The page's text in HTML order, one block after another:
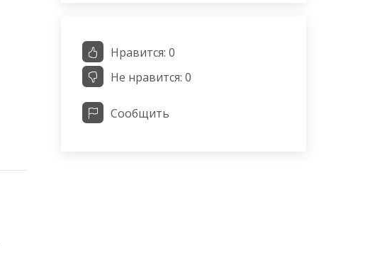
Нравится: 0
Не нравится: 0
Сообщить